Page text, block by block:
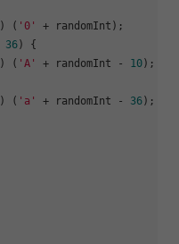
) ( '0'
+ randomInt);
36 ) {
) ( 'A' + randomInt - 10 );
) ( 'a' + randomInt - 36 );